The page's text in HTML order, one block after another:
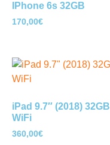
IPhone 6s 32GB
170,00€
iPad 9.7″ (2018) 32GB
WiFi
360,00€